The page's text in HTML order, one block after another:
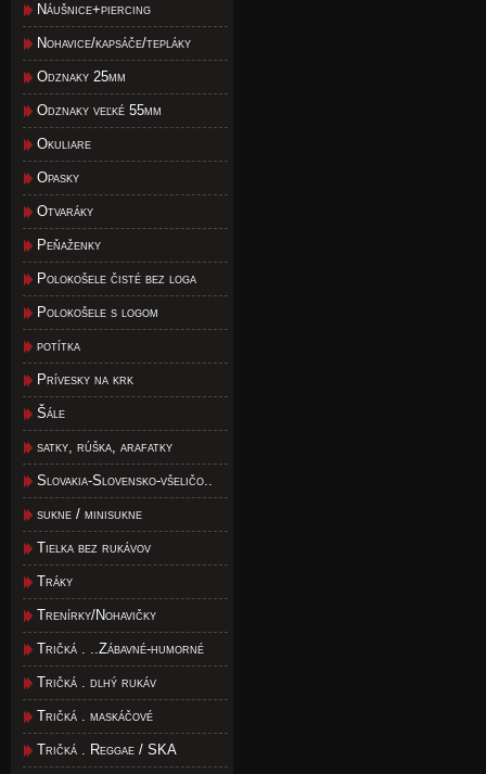
Náušnice+piercing
Nohavice/kapsáče/tepláky
Odznaky 25mm
Odznaky veľké 55mm
Okuliare
Opasky
Otvaráky
Peňaženky
Polokošele čisté bez loga
Polokošele s logom
potítka
Prívesky na krk
Šále
satky, rúška, arafatky
Slovakia-Slovensko-všeličo..
sukne / minisukne
Tielka bez rukávov
Tráky
Trenírky/Nohavičky
Tričká . ..Zábavné-humorné
Tričká . dlhý rukáv
Tričká . maskáčové
Tričká . Reggae / SKA